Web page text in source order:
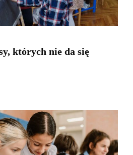
których nie da się